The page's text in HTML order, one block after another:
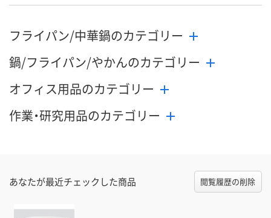
フライパン/中華鍋のカテゴリー
鍋/フライパン/やかんのカテゴリー
オフィス用品のカテゴリー
作業・研究用品のカテゴリー
あなたが最近チェックした商品 閲覧履歴の削除